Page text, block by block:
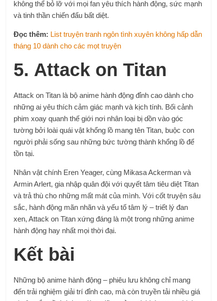
không thể bỏ lỡ với mọi fan yêu thích hành động, sức mạnh
và tinh thần chiến đấu bất diệt.
Đọc thêm: List truyện tranh ngôn tình xuyên không hấp dẫn
tháng 10 dành cho các mọt truyện
5. Attack on Titan
Attack on Titan là bộ anime hành động đỉnh cao dành cho
những ai yêu thích cảm giác mạnh và kịch tính. Bối cảnh
phim xoay quanh thế giới nơi nhân loại bị dồn vào góc
tường bởi loài quái vật khổng lồ mang tên Titan, buộc con
người phải sống sau những bức tường thành khổng lồ để
tồn tại.
Nhân vật chính Eren Yeager, cùng Mikasa Ackerman và
Armin Arlert, gia nhập quân đội với quyết tâm tiêu diệt Titan
và trả thù cho những mất mát của mình. Với cốt truyện sâu
sắc, hành động mãn nhãn và yếu tố tâm lý – triết lý đan
xen, Attack on Titan xứng đáng là một trong những anime
hành động hay nhất mọi thời đại.
Kết bài
Những bộ anime hành động – phiêu lưu không chỉ mang
đến trải nghiệm giải trí đỉnh cao, mà còn truyền tải nhiều giá